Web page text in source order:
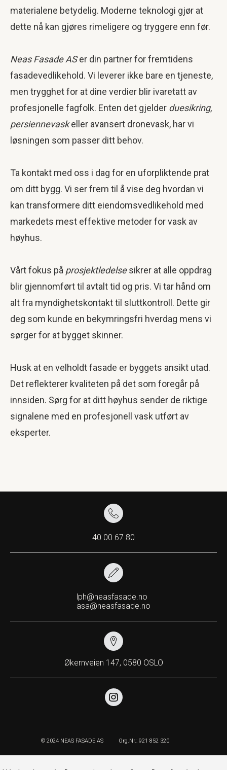
materialene betydelig. Moderne teknologi gjør at
dette nå kan gjøres rimeligere og tryggere enn før.
Neas Fasade ASer din partner for fremtidens
fasadevedlikehold. Vi leverer ikke bare en tjeneste,
men trygghet for at dine verdier blir ivaretatt av
profesjonelle fagfolk. Enten det gjelder duesikring,
persiennevaskeller avansert dronevask, har vi
løsningen som passer ditt behov.
Ta kontakt med oss i dag for en uforpliktende prat
om ditt bygg. Vi ser frem til å vise deg hvordan vi
kan transformere ditt eiendomsvedlikehold med
markedets mest effektive metoder for vask av
høyhus.
Vårt fokus på prosjektledelsesikrer at alle oppdrag
blir gjennomført til avtalt tid og pris. Vi tar hånd om
alt fra myndighetskontakt til sluttkontroll. Dette gir
deg som kunde en bekymringsfri hverdag mens vi
sørger for at bygget skinner.
Husk at en velholdt fasade er byggets ansikt utad.
Det reflekterer kvaliteten på det som foregår på
innsiden. Sørg for at ditt høyhus sender de riktige
signalene med en profesjonell vask utført av
eksperter.
40 00 67 80
lph@neasfasade.no
asa@neasfasade.no
Økernveien 147, 0580 OSLO
© 2024 NEAS FASADE AS Org.Nr.: 921 852 320